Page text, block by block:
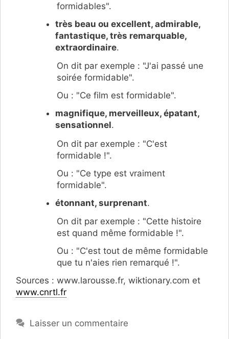
formidables".
très beau ou excellent, admirable,
fantastique, très remarquable,
extraordinaire.
On dit par exemple : "J'ai passé une
soirée formidable".
Ou : "Ce film est formidable".
magnifique, merveilleux, épatant,
sensationnel.
On dit par exemple : "C'est
formidable !".
Ou : "Ce type est vraiment
formidable".
étonnant, surprenant.
On dit par exemple : "Cette histoire
est quand même formidable !".
Ou : "C'est tout de même formidable
que tu n'aies rien remarqué !".
Sources : www.larousse.fr, wiktionary.com et
www.cnrtl.fr
Laisser un commentaire